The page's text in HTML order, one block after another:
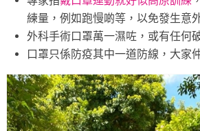
練量，例如跑慢啲等，以免發生意
外科手術口罩萬一濕咗，或有任何
口罩只係防疫其中一道防線，大家